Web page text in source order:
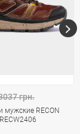
грн.
мужские RECON